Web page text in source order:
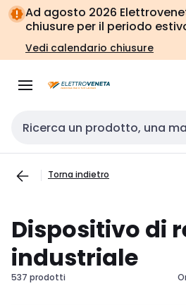
Vai alla
navigazione
Vai
alla
pagina
Ad agosto 2026
chiusure per il periodo
Vedi calendario chiusure
Cerca input
Torna indietro
Dispositivo di
industriale
537 prodotti